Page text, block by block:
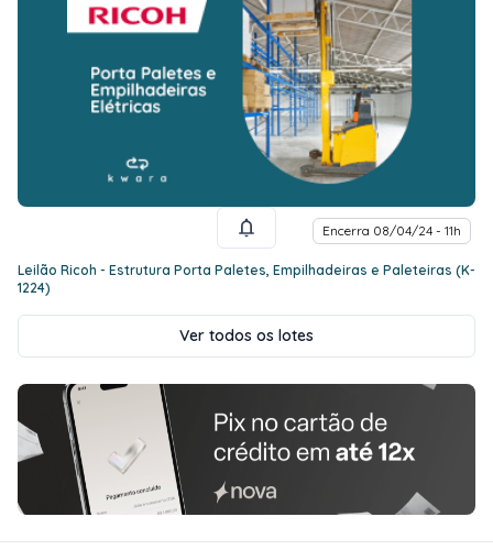
Encerra 08/04/24 - 11h
Leilão Ricoh - Estrutura Porta Paletes, Empilhadeiras e Paleteiras (K-
1224)
Ver todos os lotes